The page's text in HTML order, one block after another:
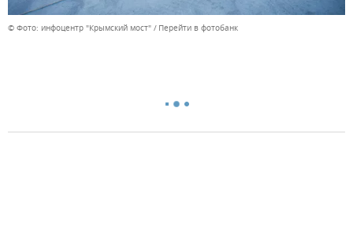
© Фото: инфоцентр "Крымский мост" Перейти в фотобанк